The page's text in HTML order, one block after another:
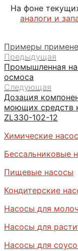
На фоне
аналоги и
Примеры
Предыдущая
Промышленная
осмоса
Следующая
Дозация
моющих средств
ZL330-102-12
Химические
Бессальниковые
Пищевые насосы
Кондитерские
Насосы для
Насосы для
Насосы для